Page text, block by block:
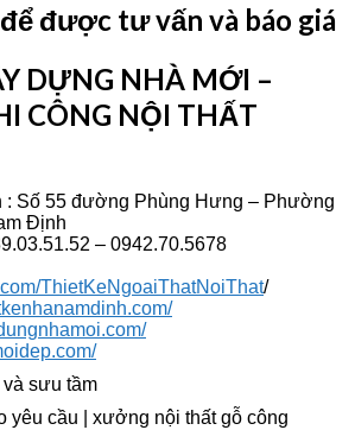
được tư vấn và báo giá
DỰNG NHÀ MỚI –
CÔNG NỘI THẤT
: Số 55 đường Phùng Hưng – Phường
Định
– 0942.70.5678
ThietKeNgoaiThatNoiThat/
sưu tầm
yêu cầu | xưởng nội thất gỗ công